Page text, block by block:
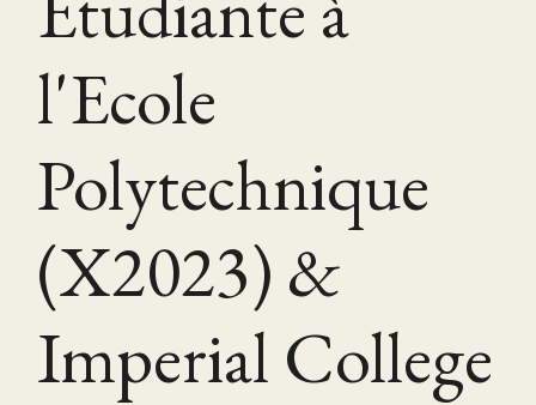
l'Ecole
Polytechnique
(X2023) &
Imperial College